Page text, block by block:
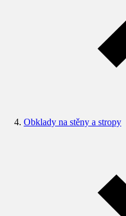
Obklady na stěny a stropy